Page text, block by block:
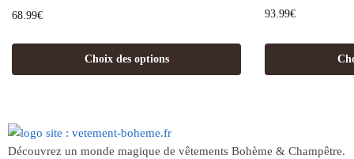
68.99€
Choix des options
93.99€
Découvrez un monde magique de vêtements Bohème & Champêtre.